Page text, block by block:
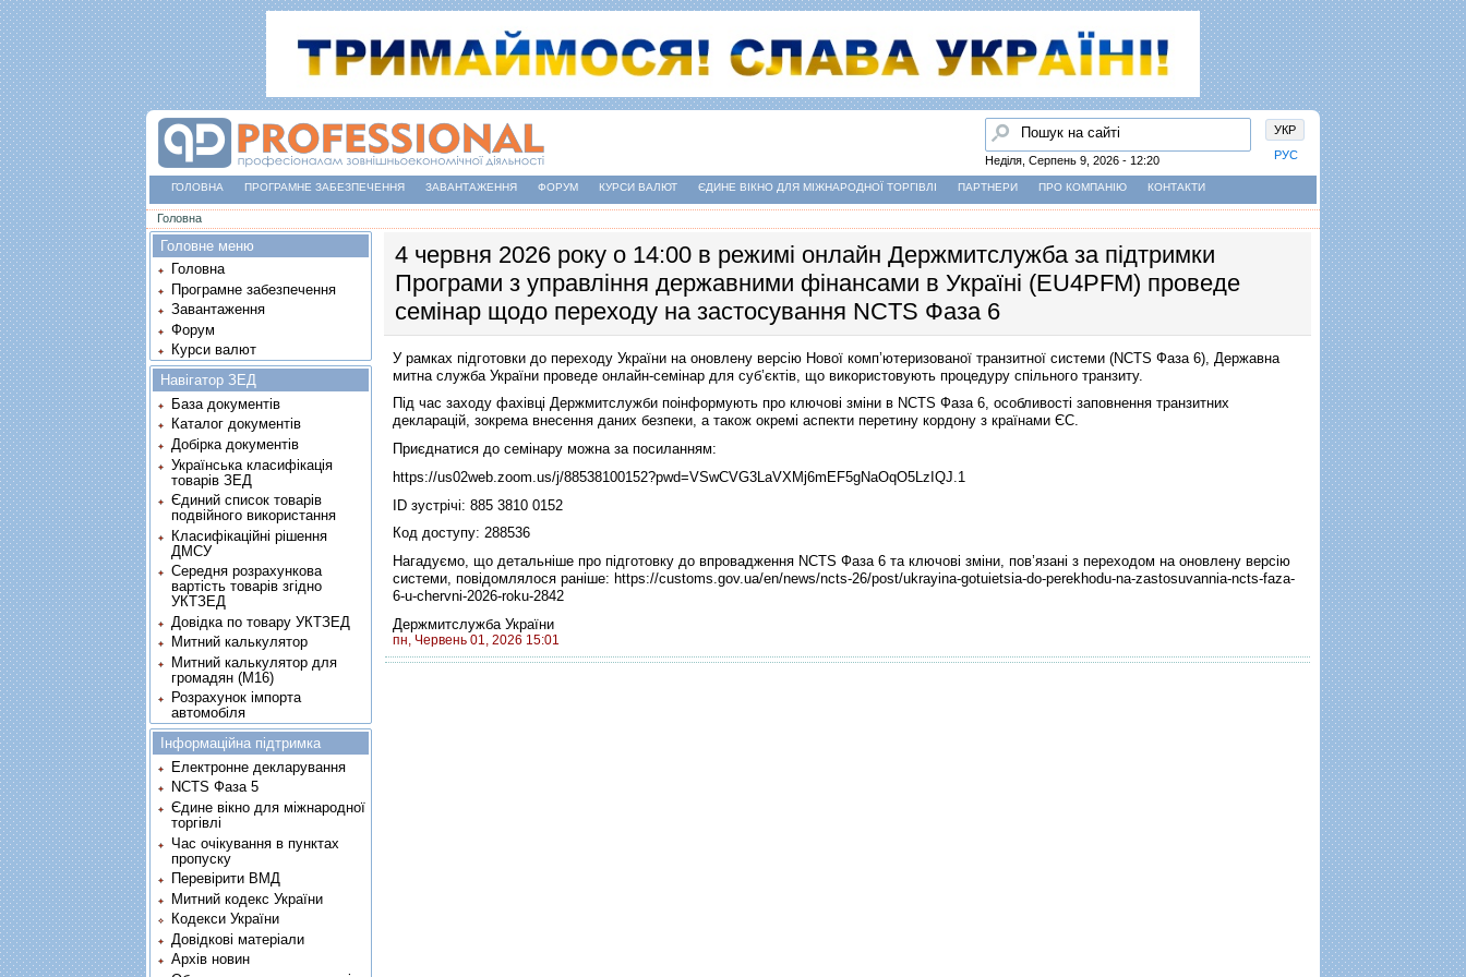
УКР
РУС
Пошук
Неділя, Серпень 9, 2026 - 12:20
ГОЛОВНА ПРОГРАМНЕ ЗАБЕЗПЕЧЕННЯ ЗАВАНТАЖЕННЯ ФОРУМ КУРСИ ВАЛЮТ ЄДИНЕ ВІКНО ДЛЯ МІЖНАРОДНОЇ ТОРГІВЛІ ПАРТНЕРИ ПРО КОМПАНІЮ КОНТАКТИ
Ви є тут
Головна
4 червня 2026 року о 14:00 в режимі онлайн Держмитслужба за підтримки
Програми з управління державними фінансами в Україні (EU4PFM) проведе
семінар щодо переходу на застосування NCTS Фаза 6
У рамках підготовки до переходу України на оновлену версію Нової комп’ютеризованої транзитної системи (NCTS Фаза 6), Державна
митна служба України проведе онлайн-семінар для суб’єктів, що використовують процедуру спільного транзиту.
Під час заходу фахівці Держмитслужби поінформують про ключові зміни в NCTS Фаза 6, особливості заповнення транзитних
декларацій, зокрема внесення даних безпеки, а також окремі аспекти перетину кордону з країнами ЄС.
Приєднатися до семінару можна за посиланням:
https://us02web.zoom.us/j/88538100152?pwd=VSwCVG3LaVXMj6mEF5gNaOqO5LzIQJ.1
ID зустрічі: 885 3810 0152
Код доступу: 288536
Нагадуємо, що детальніше про підготовку до впровадження NCTS Фаза 6 та ключові зміни, пов’язані з переходом на оновлену версію
системи, повідомлялося раніше: https://customs.gov.ua/en/news/ncts-26/post/ukrayina-gotuietsia-do-perekhodu-na-zastosuvannia-ncts-faza-
6-u-chervni-2026-roku-2842
Держмитслужба України
пн, Червень 01, 2026 15:01
Головне меню
Головна
Програмне забезпечення
Завантаження
Форум
Курси валют
Навігатор ЗЕД
База документів
Каталог документів
Добірка документів
Українська класифікація
товарів ЗЕД
Єдиний список товарів
подвійного використання
Класифікаційні рішення
ДМСУ
Середня розрахункова
вартість товарів згідно
УКТЗЕД
Довідка по товару УКТЗЕД
Митний калькулятор
Митний калькулятор для
громадян (М16)
Розрахунок імпорта
автомобіля
Інформаційна підтримка
Електронне декларування
NCTS Фаза 5
Єдине вікно для міжнародної
торгівлі
Час очікування в пунктах
пропуску
Перевірити ВМД
Митний кодекс України
Кодекси України
Довідкові матеріали
Архів новин